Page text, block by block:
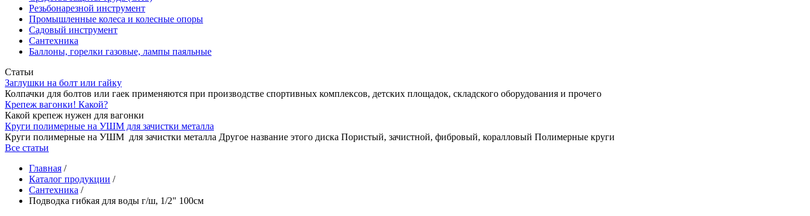
Резьбонарезной инструмент
Промышленные колеса и колесные опоры
Садовый инструмент
Сантехника
Баллоны, горелки газовые, лампы паяльные
Статьи
Заглушки на болт или гайку
Колпачки для болтов или гаек применяются при производстве спортивных комплексов, детских площадок, складского оборудования и прочего
Крепеж вагонки! Какой?
Какой крепеж нужен для вагонки
Круги полимерные на УШМ для зачистки металла
Круги полимерные на УШМ для зачистки металла Другое название этого диска Пористый, зачистной, фибровый, коралловый Полимерные круги
Все статьи
Главная /
Каталог продукции /
Сантехника /
Подводка гибкая для воды г/ш, 1/2" 100см